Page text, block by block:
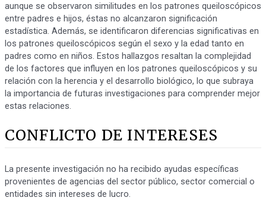
aunque se observaron similitudes en los patrones queiloscópicos
entre padres e hijos, éstas no alcanzaron significación
estadística. Además, se identificaron diferencias significativas en
los patrones queiloscópicos según el sexo y la edad tanto en
padres como en niños. Estos hallazgos resaltan la complejidad
de los factores que influyen en los patrones queiloscópicos y su
relación con la herencia y el desarrollo biológico, lo que subraya
la importancia de futuras investigaciones para comprender mejor
estas relaciones.
CONFLICTO DE INTERESES
La presente investigación no ha recibido ayudas específicas
provenientes de agencias del sector público, sector comercial o
entidades sin intereses de lucro.